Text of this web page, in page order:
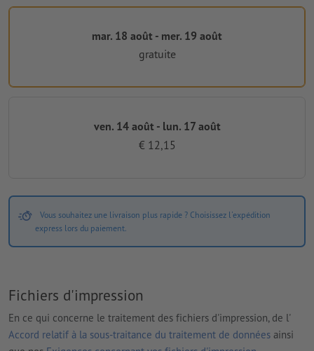
mar. 18 août - mer. 19 août
gratuite
ven. 14 août - lun. 17 août
€ 12,15
Vous souhaitez une livraison plus rapide ? Choisissez l'expédition
express lors du paiement.
Fichiers d'impression
En ce qui concerne le traitement des fichiers d'impression, de l'
Accord relatif à la sous-traitance du traitement de données ainsi